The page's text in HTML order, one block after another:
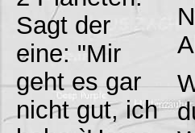
Sagt der
eine: "Mir
geht es gar
nicht gut, ich